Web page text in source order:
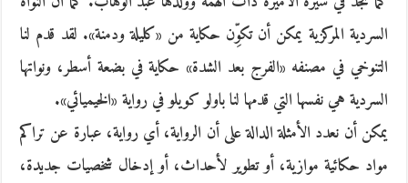
السردية المركزية يمكن أن تكوِّن حكاية من «كليلة ودمنة». لقد قدم لنا
التنوخي في مصنفه «الفرج بعد الشدة» حكاية في بضعة أسطر، ونواتها
السردية هي نفسها التي قدمها لنا باولو كويلو في رواية «الخيميائي».
يمكن أن نعدد الأمثلة الدالة على أن الرواية، أي رواية، عبارة عن تراكم
مواد حكائية موازية، أو تطوير لأحداث، أو إدخال شخصيات جديدة،